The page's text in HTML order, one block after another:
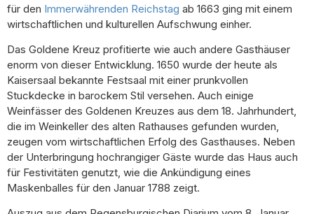
für den Immerwährenden Reichstag ab 1663 ging mit einem
wirtschaftlichen und kulturellen Aufschwung einher.
Das Goldene Kreuz profitierte wie auch andere Gasthäuser
enorm von dieser Entwicklung. 1650 wurde der heute als
Kaisersaal bekannte Festsaal mit einer prunkvollen
Stuckdecke in barockem Stil versehen. Auch einige
Weinfässer des Goldenen Kreuzes aus dem 18. Jahrhundert,
die im Weinkeller des alten Rathauses gefunden wurden,
zeugen vom wirtschaftlichen Erfolg des Gasthauses. Neben
der Unterbringung hochrangiger Gäste wurde das Haus auch
für Festivitäten genutzt, wie die Ankündigung eines
Maskenballes für den Januar 1788 zeigt.